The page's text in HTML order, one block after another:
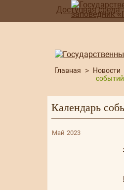
Доступная среда
Главная > Новости
событий
Календарь
Май 2023